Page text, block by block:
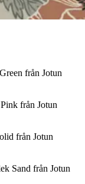
från Jotun
från Jotun
från Jotun
Sand från Jotun